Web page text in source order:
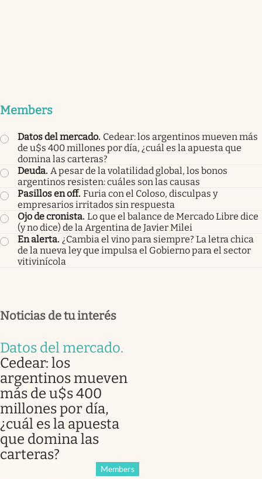
Members
Datos del mercado. Cedear: los argentinos mueven más
de u$s 400 millones por día, ¿cuál es la apuesta que
domina las carteras?
Deuda. A pesar de la volatilidad global, los bonos
argentinos resisten: cuáles son las causas
Pasillos en off. Furia con el Coloso, disculpas y
empresarios irritados sin respuesta
Ojo de cronista. Lo que el balance de Mercado Libre dice
(y no dice) de la Argentina de Javier Milei
En alerta. ¿Cambia el vino para siempre? La letra chica
de la nueva ley que impulsa el Gobierno para el sector
vitivinícola
Noticias de tu interés
Datos del mercado.
Cedear: los
argentinos mueven
más de u$s 400
millones por día,
¿cuál es la apuesta
que domina las
carteras?
Members